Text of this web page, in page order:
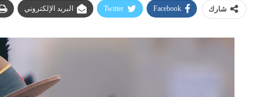
شارك Facebook
Twitter البريد الإلكتروني